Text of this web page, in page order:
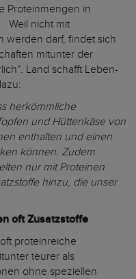
Proteinmengen in
Weil nicht mit
werden darf, findet sich
mitunter der
Land schafft Leben-
herkömmliche
und Hüttenkäse von
enthalten und einen
können. Zudem
nur mit Proteinen
hinzu, die unser
oft Zusatzstoffe
proteinreiche
teurer als
ohne speziellen